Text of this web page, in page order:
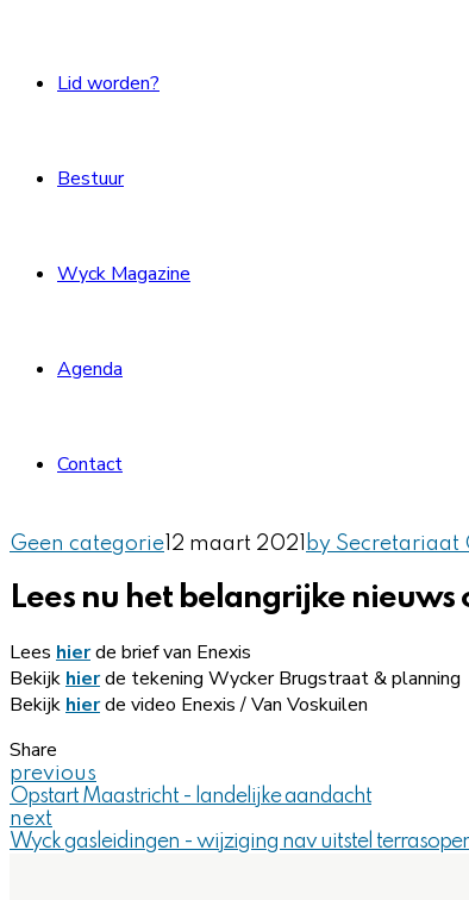
Lid worden?
Bestuur
Wyck Magazine
Agenda
Contact
Geen categorie 12 maart 2021 by Secretariaat
Lees nu het belangrijke
Lees hierde brief van Enexis
Bekijk hierde tekening Wycker Brugstraat & planning
Bekijk hierde video Enexis / Van Voskuilen
Share
previous
Opstart Maastricht - landelijke aandacht
next
Wyck gasleidingen - wijziging nav uitstel